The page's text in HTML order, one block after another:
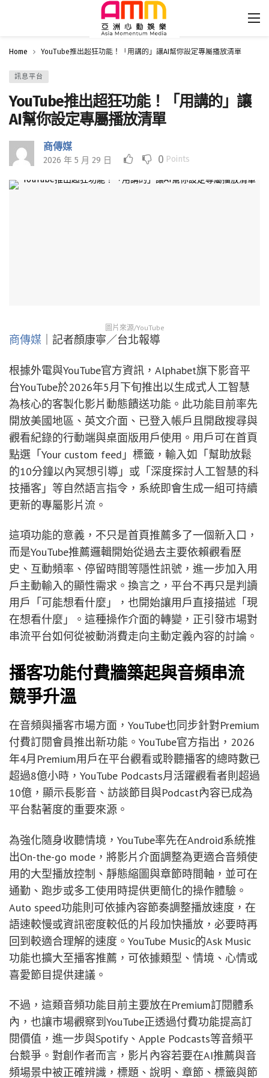
Home YouTube推出超狂功能！「用講的」讓AI幫你設定專屬播放清單
訊息平台
YouTube推出超狂功能！「用講的」讓
AI幫你設定專屬播放清單
商傳媒
2026 年 5 月 29 日 0 Points
圖片來源/YouTube
商傳媒 ｜記者顏康寧／台北報導
根據外電與YouTube官方資訊，Alphabet旗下影音平
台YouTube於2026年5月下旬推出以生成式人工智慧
為核心的客製化影片動態饋送功能。此功能目前率先
開放美國地區、英文介面、已登入帳戶且開啟搜尋與
觀看紀錄的行動端與桌面版用戶使用。用戶可在首頁
點選「Your custom feed」標籤，輸入如「幫助放鬆
的10分鐘以內冥想引導」或「深度探討人工智慧的科
技播客」等自然語言指令，系統即會生成一組可持續
更新的專屬影片流。
這項功能的意義，不只是首頁推薦多了一個新入口，
而是YouTube推薦邏輯開始從過去主要依賴觀看歷
史、互動頻率、停留時間等隱性訊號，進一步加入用
戶主動輸入的顯性需求。換言之，平台不再只是判讀
用戶「可能想看什麼」，也開始讓用戶直接描述「現
在想看什麼」。這種操作介面的轉變，正引發市場對
串流平台如何從被動消費走向主動定義內容的討論。
播客功能付費牆築起與音頻串流
競爭升溫
在音頻與播客市場方面，YouTube也同步針對Premium
付費訂閱會員推出新功能。YouTube官方指出，2026
年4月Premium用戶在平台觀看或聆聽播客的總時數已
超過8億小時，YouTube Podcasts月活躍觀看者則超過
10億，顯示長影音、訪談節目與Podcast內容已成為
平台黏著度的重要來源。
為強化隨身收聽情境，YouTube率先在Android系統推
出On-the-go mode，將影片介面調整為更適合音頻使
用的大型播放控制、靜態縮圖與章節時間軸，並可在
通勤、跑步或多工使用時提供更簡化的操作體驗。
Auto speed功能則可依據內容節奏調整播放速度，在
語速較慢或資訊密度較低的片段加快播放，必要時再
回到較適合理解的速度。YouTube Music的Ask Music
功能也擴大至播客推薦，可依據類型、情境、心情或
喜愛節目提供建議。
不過，這類音頻功能目前主要放在Premium訂閱體系
內，也讓市場觀察到YouTube正透過付費功能提高訂
閱價值，進一步與Spotify、Apple Podcasts等音頻平
台競爭。對創作者而言，影片內容若要在AI推薦與音
頻場景中被正確辨識，標題、說明、章節、標籤與節